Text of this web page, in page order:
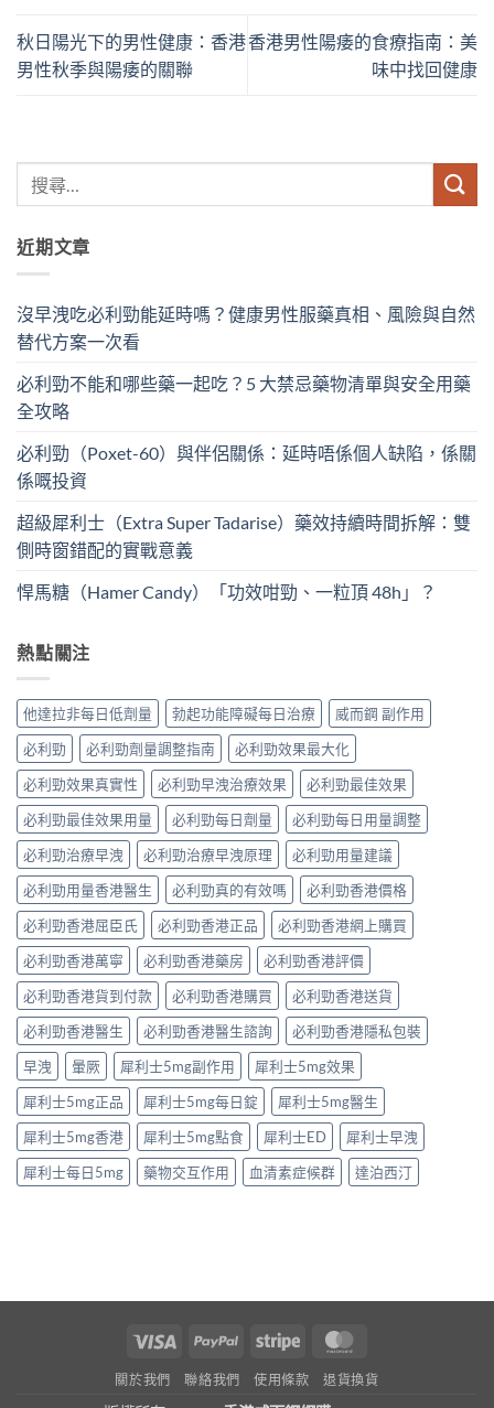
秋日陽光下的男性健康：香港
男性秋季與陽痿的關聯
香港男性陽痿的食療指南：美
味中找回健康
近期文章
沒早洩吃必利勁能延時嗎？健康男性服藥真相、風險與自然
替代方案一次看
必利勁不能和哪些藥一起吃？5 大禁忌藥物清單與安全用藥
全攻略
必利勁（Poxet-60）與伴侶關係：延時唔係個人缺陷，係關
係嘅投資
超級犀利士（Extra Super Tadarise）藥效持續時間拆解：雙
側時窗錯配的實戰意義
悍馬糖（Hamer Candy）「功效咁勁、一粒頂 48h」？
熱點關注
他達拉非每日低劑量 勃起功能障礙每日治療
威而鋼 副作用
必利勁
必利勁劑量調整指南
必利勁效果最大化
必利勁效果真實性
必利勁早洩治療效果
必利勁最佳效果
必利勁最佳效果用量
必利勁每日劑量
必利勁每日用量調整
必利勁治療早洩
必利勁治療早洩原理
必利勁用量建議
必利勁用量香港醫生
必利勁真的有效嗎
必利勁香港價格
必利勁香港屈臣氏
必利勁香港正品
必利勁香港網上購買
必利勁香港萬寧
必利勁香港藥房
必利勁香港評價
必利勁香港貨到付款
必利勁香港購買
必利勁香港送貨
必利勁香港醫生
必利勁香港醫生諮詢
必利勁香港隱私包裝
早洩
暈厥 犀利士5mg副作用
犀利士5mg效果
犀利士5mg正品
犀利士5mg每日錠
犀利士5mg醫生
犀利士5mg香港
犀利士5mg點食 犀利士ED
犀利士早洩
犀利士每日5mg
藥物交互作用 血清素症候群 達泊西汀
Visa PayPal Stripe
關於我們 聯絡我們 使用條款 退貨換貨